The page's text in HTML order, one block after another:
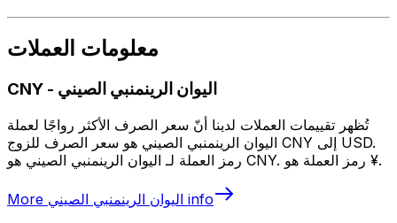
معلومات العملات
CNY - اليوان الرينمنبي الصيني
تُظهر تقييمات العملات لدينا أنّ سعر الصرف الأكثر رواجًا لعملة
اليوان الرينمنبي الصيني هو سعر الصرف للزوج CNY إلى USD.
رمز العملة لـ اليوان الرينمنبي الصيني هو CNY. رمز العملة هو ¥.
More اليوان الرينمنبي الصيني info